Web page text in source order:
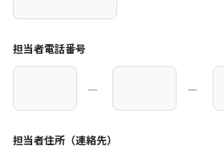
担当者電話番号
― ―
担当者住所（連絡先）